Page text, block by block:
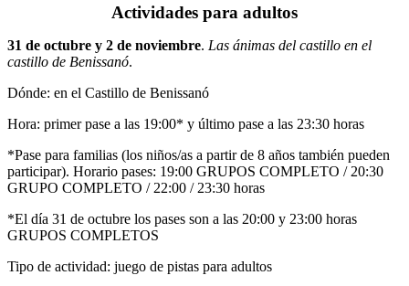
Actividades para adultos
31 de octubre y 2 de noviembre. Las ánimas del castillo en el
castillo de Benissanó.
Dónde: en el Castillo de Benissanó
Hora: primer pase a las 19:00* y último pase a las 23:30 horas
*Pase para familias (los niños/as a partir de 8 años también pueden
participar). Horario pases: 19:00 GRUPOS COMPLETO / 20:30
GRUPO COMPLETO / 22:00 / 23:30 horas
*El día 31 de octubre los pases son a las 20:00 y 23:00 horas
GRUPOS COMPLETOS
Tipo de actividad: juego de pistas para adultos